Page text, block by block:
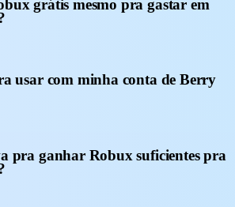
grátis mesmo pra gastar em
usar com minha conta de Berry
pra ganhar Robux suficientes pra